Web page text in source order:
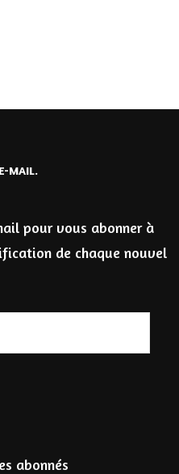
MAIL.
pour vous abonner à
de chaque nouvel
abonnés